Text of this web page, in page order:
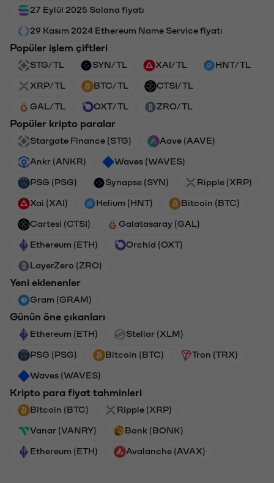
27 Eylül 2025 Solana fiyatı
29 Kasım 2024 Ethereum Name Service fiyatı
Popüler işlem çiftleri
STG/TL SYN/TL XAI/TL HNT/TL
XRP/TL BTC/TL CTSI/TL
GAL/TL OXT/TL ZRO/TL
Popüler kripto paralar
Stargate Finance (STG) Aave (AAVE)
Ankr (ANKR) Waves (WAVES)
PSG (PSG) Synapse (SYN) Ripple (XRP)
Xai (XAI) Helium (HNT) Bitcoin (BTC)
Cartesi (CTSI) Galatasaray (GAL)
Ethereum (ETH) Orchid (OXT)
LayerZero (ZRO)
Yeni eklenenler
Gram (GRAM)
Günün öne çıkanları
Ethereum (ETH) Stellar (XLM)
PSG (PSG) Bitcoin (BTC) Tron (TRX)
Waves (WAVES)
Kripto para fiyat tahminleri
Bitcoin (BTC) Ripple (XRP)
Vanar (VANRY) Bonk (BONK)
Ethereum (ETH) Avalanche (AVAX)